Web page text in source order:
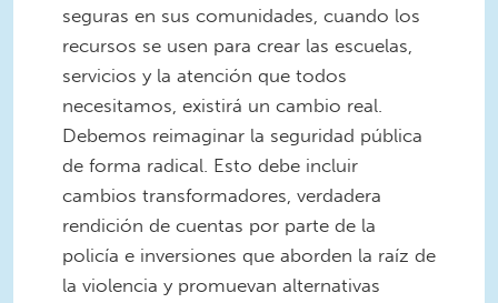
seguras en sus comunidades, cuando los
recursos se usen para crear las escuelas,
servicios y la atención que todos
necesitamos, existirá un cambio real.
Debemos reimaginar la seguridad pública
de forma radical. Esto debe incluir
cambios transformadores, verdadera
rendición de cuentas por parte de la
policía e inversiones que aborden la raíz de
la violencia y promuevan alternativas